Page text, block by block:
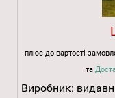
плюс до вартості
та
Виробник: